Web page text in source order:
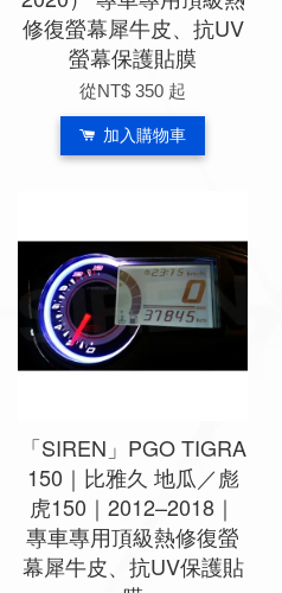
修復螢幕犀牛皮、抗UV
螢幕保護貼膜
從NT$ 350 起
加入購物車
「SIREN」PGO TIGRA
150｜比雅久 地瓜／彪
虎150｜2012–2018｜
專車專用頂級熱修復螢
幕犀牛皮、抗UV保護貼